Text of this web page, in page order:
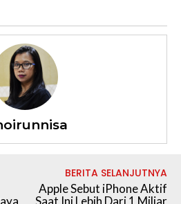
BERITA SELANJUTNYA
Apple Sebut iPhone Aktif
Saat Ini Lebih Dari 1 Miliar